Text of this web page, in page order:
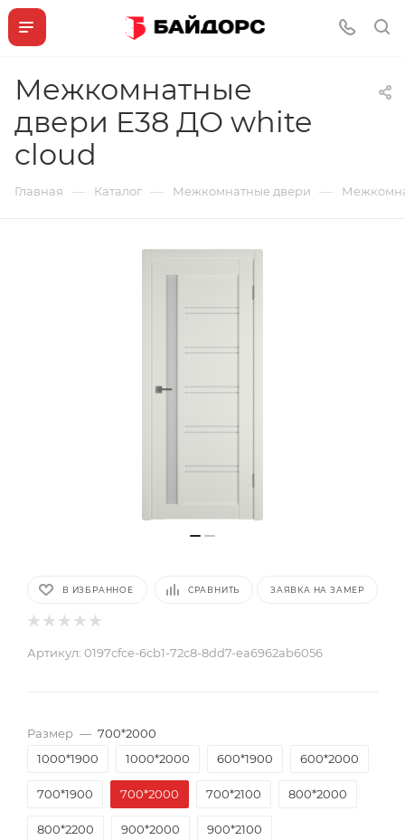
Межкомнатные
двери E38 ДО white
cloud
Главная — Каталог — Межкомнатные двери —
В ИЗБРАННОЕ СРАВНИТЬ ЗАЯВКА НА ЗАМЕР
Артикул: 0197cfce-6cb1-72c8-8dd7-ea6962ab6056
Размер — 700*2000
1000*1900
1000*2000 600*1900 600*2000
700*1900 700*2000 700*2100 800*2000
800*2200 900*2000 900*2100